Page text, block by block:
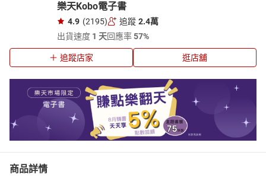
樂天Kobo電子書
4.9 (2195) 追蹤 2.4萬
出貨速度 1 天回應率57%
追蹤店家 逛店舖
商品詳情